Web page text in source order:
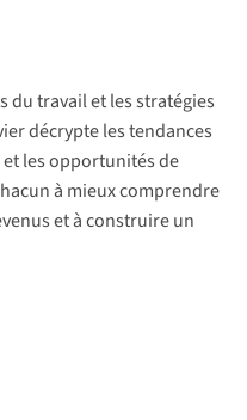
du travail et les stratégies
décrypte les tendances
les opportunités de
à mieux comprendre
et à construire un